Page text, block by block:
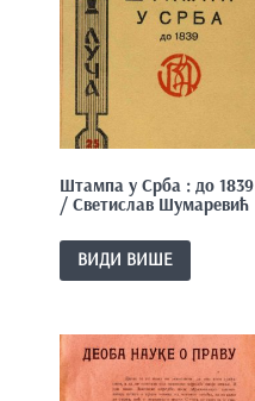
Штампа у Срба : до 1839
/ Светислав Шумаревић
ВИДИ ВИШЕ